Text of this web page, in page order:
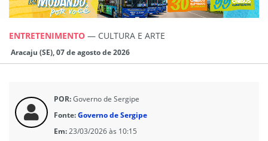
ENTRETENIMENTO — CULTURA E ARTE
Aracaju (SE), 07 de agosto de 2026
POR:Governo de Sergipe
Fonte:Governo de Sergipe
Em:23/03/2026 às 10:15